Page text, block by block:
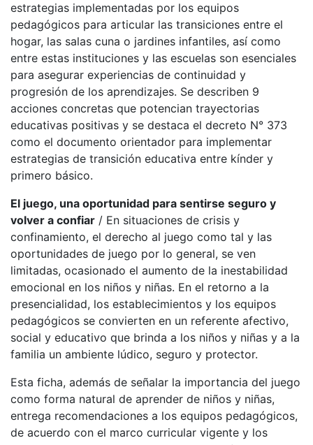
estrategias implementadas por los equipos
pedagógicos para articular las transiciones entre el
hogar, las salas cuna o jardines infantiles, así como
entre estas instituciones y las escuelas son esenciales
para asegurar experiencias de continuidad y
progresión de los aprendizajes. Se describen 9
acciones concretas que potencian trayectorias
educativas positivas y se destaca el decreto N° 373
como el documento orientador para implementar
estrategias de transición educativa entre kínder y
primero básico.
El juego, una oportunidad para sentirse seguro y
volver a confiar / En situaciones de crisis y
confinamiento, el derecho al juego como tal y las
oportunidades de juego por lo general, se ven
limitadas, ocasionado el aumento de la inestabilidad
emocional en los niños y niñas. En el retorno a la
presencialidad, los establecimientos y los equipos
pedagógicos se convierten en un referente afectivo,
social y educativo que brinda a los niños y niñas y a la
familia un ambiente lúdico, seguro y protector.
Esta ficha, además de señalar la importancia del juego
como forma natural de aprender de niños y niñas,
entrega recomendaciones a los equipos pedagógicos,
de acuerdo con el marco curricular vigente y los